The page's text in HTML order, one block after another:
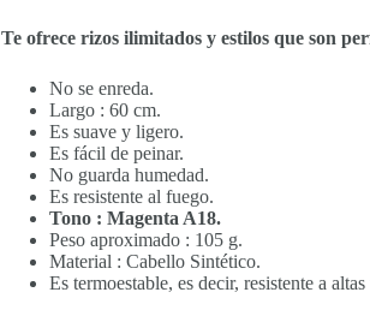
Te ofrece rizos ilimitados y estilos que son
No se enreda.
Largo : 60 cm.
Es suave y ligero.
Es fácil de peinar.
No guarda humedad.
Es resistente al fuego.
Tono : Magenta A18.
Peso aproximado : 105 g.
Material : Cabello Sintético.
Es termoestable, es decir, resistente a